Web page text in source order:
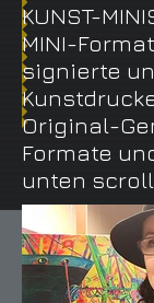
KUNST-
MINI-
signierte
Original-
Formate
unten